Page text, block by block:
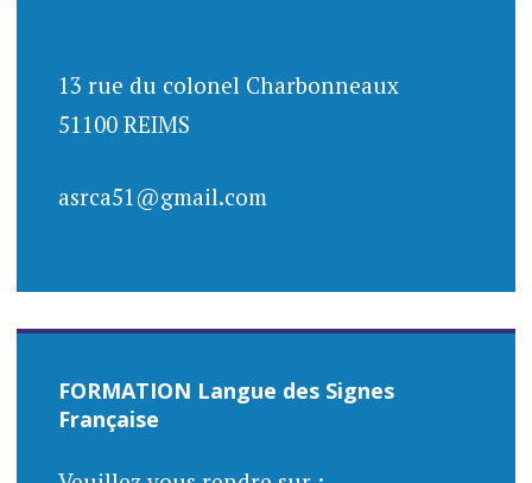
articles
13 rue du colonel Charbonneaux
51100 REIMS
asrca51@gmail.com
FORMATION Langue des Signes
Française